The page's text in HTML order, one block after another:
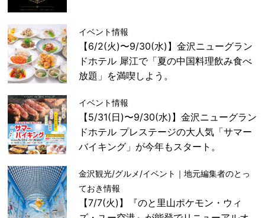
イベント情報
【6/2(火)〜9/30(水)】金沢ニューグラン
ドホテル 犀江で「夏の中国料理飲み食べ
放題」を満喫しよう。
イベント情報
【5/31(日)〜9/30(水)】金沢ニューグラン
ドホテル プレステージの大人気「サマー
バイキング」が今年もスタート。
金沢観光/グルメ/イベント｜地元編集者のとっ
ておき情報
【7/7(火)】『のと里山ポケモン・ウィ